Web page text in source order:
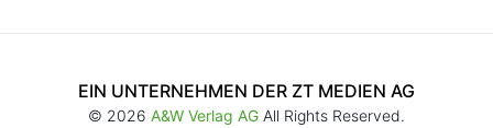
EIN UNTERNEHMEN DER ZT MEDIEN AG
© 2026 A&W Verlag AG All Rights Reserved.